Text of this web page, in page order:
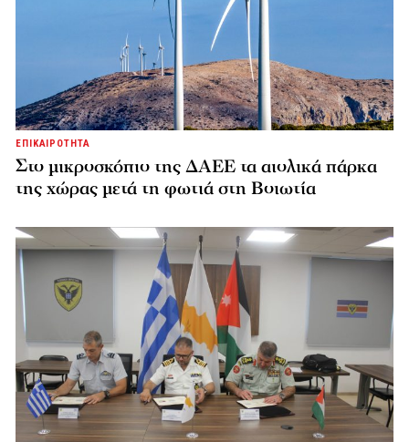
ΕΠΙΚΑΙΡΟΤΗΤΑ
Στο μικροσκόπιο της ΔΑΕΕ τα αιολικά πάρκα
της χώρας μετά τη φωτιά στη Βοιωτία